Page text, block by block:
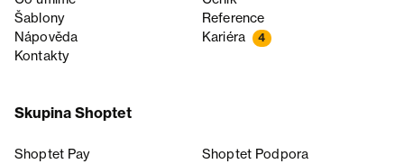
Šablony
Reference
Nápověda
Kariéra 4
Kontakty
Skupina Shoptet
Shoptet Pay
Shoptet Podpora